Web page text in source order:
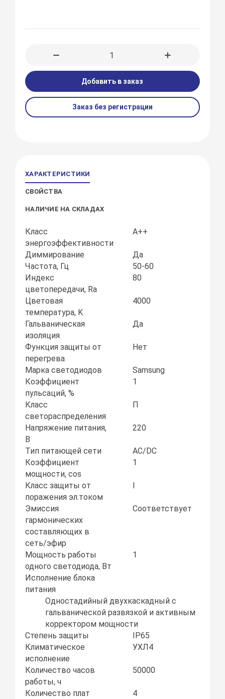
Добавить в заказ
Заказ без регистрации
ХАРАКТЕРИСТИКИ
СВОЙСТВА
НАЛИЧИЕ НА СКЛАДАХ
Класс
энергоэффективности
А++
Диммирование
Да
Частота, Гц
50-60
Индекс
цветопередачи, Ra
80
Цветовая
температура, K
4000
Гальваническая
изоляция
Да
Функция защиты от
перегрева
Нет
Марка светодиодов
Samsung
Коэффициент
пульсаций, %
1
Класс
светораспределения
П
Напряжение питания,
В
220
Тип питающей сети
AC/DC
Коэффициент
мощности, соs
1
Класс защиты от
поражения эл.током
Эмиссия
гармонических
составляющих в
сеть/эфир
Соответствует
Мощность работы
одного светодиода, Вт
1
Исполнение блока
питания
Одностадийный двухкаскадный с
гальванической развязкой и активным
корректором мощности
Степень защиты
IP65
Климатическое
исполнение
УХЛ4
Количество часов
работы, ч
50000
Количество плат
4